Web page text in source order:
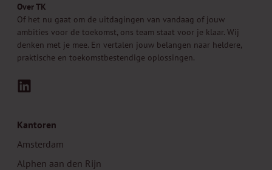
Over TK
Of het nu gaat om de uitdagingen van vandaag of jouw
ambities voor de toekomst, ons team staat voor je klaar. Wij
denken met je mee. En vertalen jouw belangen naar heldere,
praktische en toekomstbestendige oplossingen.
Kantoren
Amsterdam
Alphen aan den Rijn